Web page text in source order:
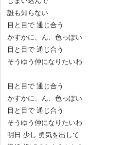
誰も知らない
目と目で 通じ合う
かすかに、ん、色っぽい
目と目で 通じ合う
そうゆう仲になりたいわ
目と目で 通じ合う
かすかに、ん、色っぽい
目と目で 通じ合う
そうゆう仲になりたいわ
明日 少し 勇気を出して